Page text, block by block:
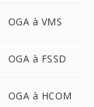
OGA à VMS
OGA à FSSD
OGA à HCOM